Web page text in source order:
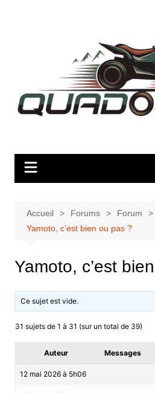
Accueil Forums
Forum
Yamoto, c’est bien ou pas ?
Yamoto, c’est
Ce sujet est vide.
31 sujets de 1 à 31 (sur un total de 39)
Auteur Messages
12 mai 2026 à 5h06